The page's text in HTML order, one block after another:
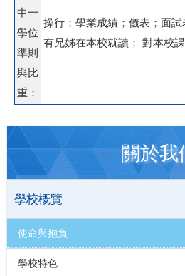
中一
學位
準則
與比
重：
操行；學業成績；儀表；面試
有兄姊在本校就讀； 對本校課
關於我
學校概覽
使命與抱負
學校特色